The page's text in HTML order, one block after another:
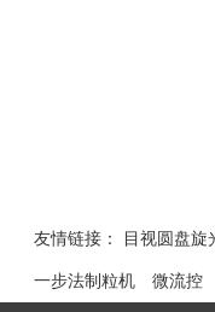
友情链接： 目视圆盘旋
一步法制粒机 微流控